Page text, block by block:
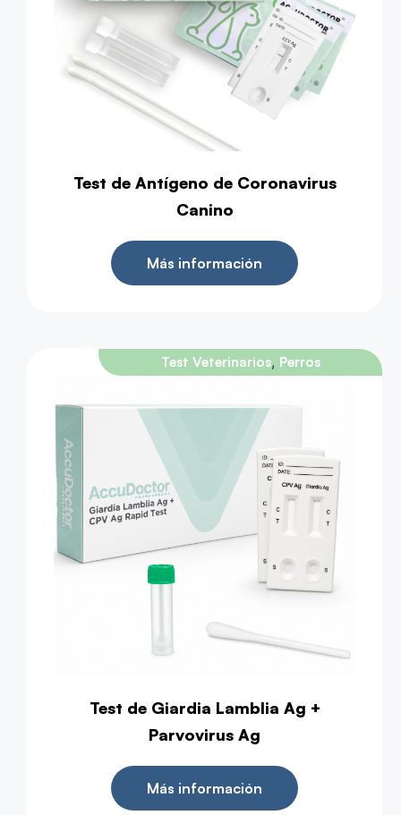
Test de Antígeno de Coronavirus
Canino
Más información
Test Veterinarios, Perros
Test de Giardia Lamblia Ag +
Parvovirus Ag
Más información